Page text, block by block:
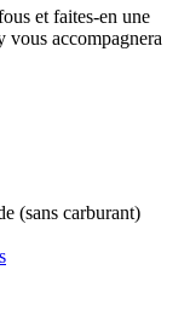
et faites-en une
accompagnera
(sans carburant)